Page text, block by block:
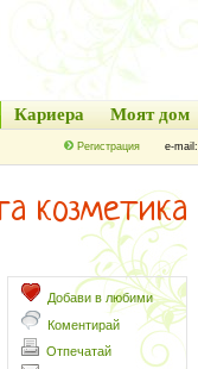
Кариера Моят дом
Регистрация e-mail:
козметика
Добави в любими
Коментирай
Отпечатай